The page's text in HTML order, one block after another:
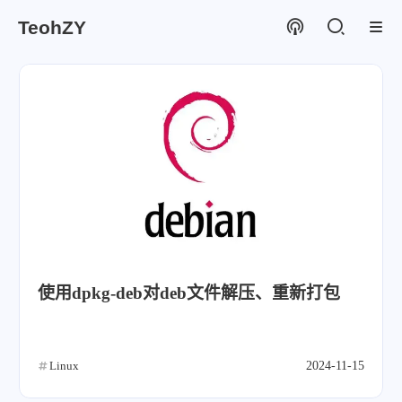
TeohZY
使用dpkg-deb对deb文件解压、重新打包
Linux 2024-11-15